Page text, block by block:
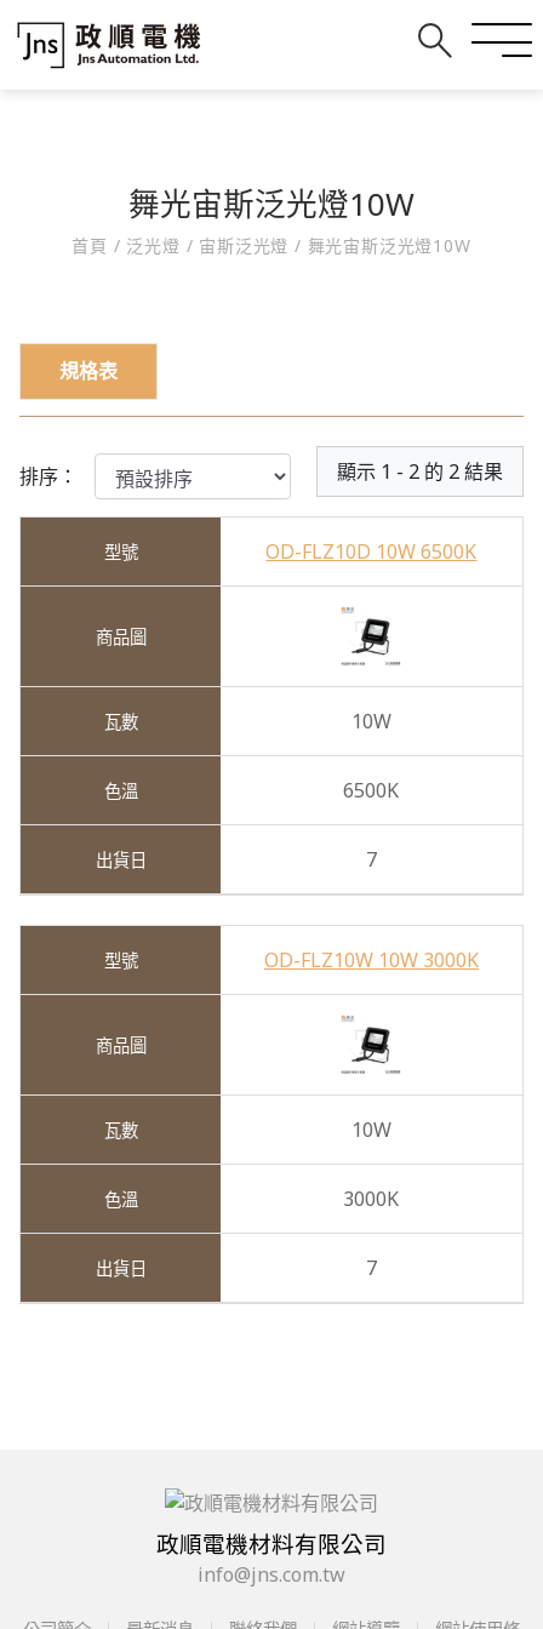
舞光宙斯泛光燈10W
首頁 / 泛光燈 / 宙斯泛光燈 / 舞光宙斯泛光燈10W
規格表
排序： 顯示 1 - 2 的 2 結果
OD-FLZ10D 10W 6500K
10W
6500K
7
OD-FLZ10W 10W 3000K
10W
3000K
7
政順電機材料有限公司
info@jns.com.tw